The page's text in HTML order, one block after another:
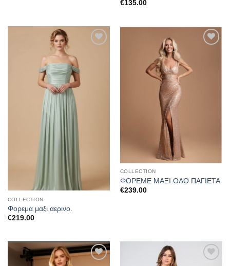
€135.00
αγαπημένα
COLLECTION
Φορεμα μαξι αερινο.
€219.00
αγαπημένα
COLLECTION
ΦΟΡΕΜΕ ΜΑΞΙ ΟΛΟ ΠΑΓΙΕΤΑ
€239.00